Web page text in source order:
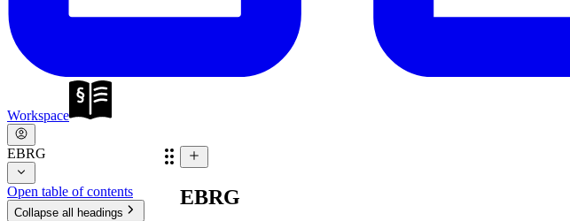
Workspace
EBRG
Open table of contents
Collapse all headings
EBRG